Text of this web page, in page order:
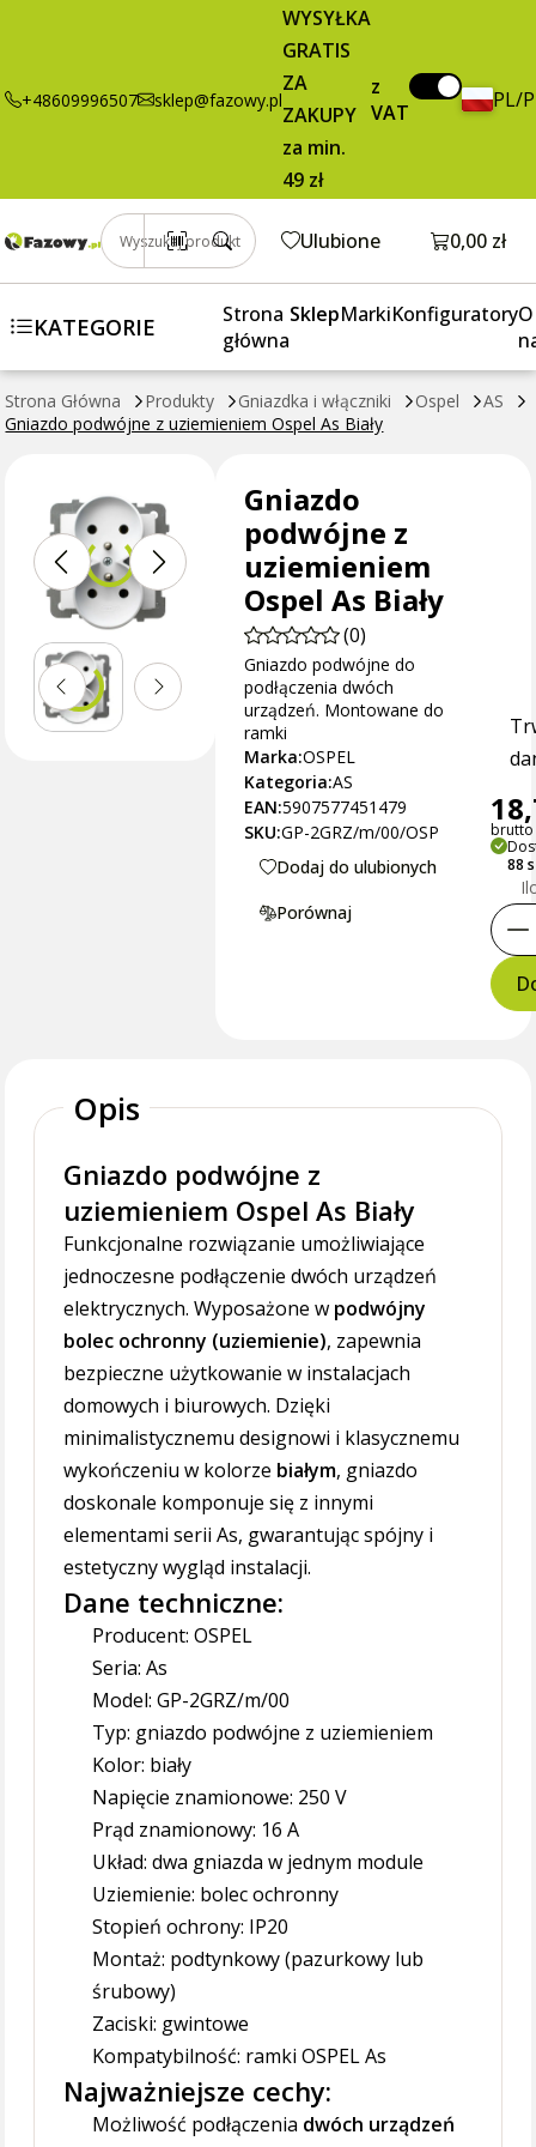
+48609996507 sklep@fazowy.pl
WYSYŁKA
GRATIS
ZA
ZAKUPY
za min.
49 zł
z
VAT
PL/
Wyszukaj produkt Ulubione Otwórz
0,00 zł
KATEGORIE
Strona
główna
SklepMarkiKonfiguratoryO
Strona Główna Produkty Gniazdka i włączniki Ospel
AS
Gniazdo podwójne z uziemieniem Ospel As Biały
brutto / szt. Dodaj do koszyka
Gniazdo
podwójne z
uziemieniem
Ospel As Biały
(0)
Gniazdo podwójne do
podłączenia dwóch
urządzeń. Montowane do
ramki
Marka:OSPEL
Kategoria:AS
EAN:5907577451479
SKU:GP-2GRZ/m/00/OSP
Dodaj do ulubionych
Porównaj
brutto
88
Opis
Gniazdo podwójne z
uziemieniem Ospel As Biały
Funkcjonalne rozwiązanie umożliwiające
jednoczesne podłączenie dwóch urządzeń
elektrycznych. Wyposażone w podwójny
bolec ochronny (uziemienie), zapewnia
bezpieczne użytkowanie w instalacjach
domowych i biurowych. Dzięki
minimalistycznemu designowi i klasycznemu
wykończeniu w kolorze białym, gniazdo
doskonale komponuje się z innymi
elementami serii As, gwarantując spójny i
estetyczny wygląd instalacji.
Dane techniczne:
Producent: OSPEL
Seria: As
Model: GP-2GRZ/m/00
Typ: gniazdo podwójne z uziemieniem
Kolor: biały
Napięcie znamionowe: 250 V
Prąd znamionowy: 16 A
Układ: dwa gniazda w jednym module
Uziemienie: bolec ochronny
Stopień ochrony: IP20
Montaż: podtynkowy (pazurkowy lub
śrubowy)
Zaciski: gwintowe
Kompatybilność: ramki OSPEL As
Najważniejsze cechy:
Możliwość podłączenia dwóch urządzeń